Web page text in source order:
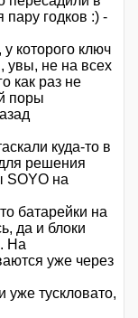
годков :) -
которого ключ
увы, не на всех
как раз не
поры
куда-то в
решения
SOYO на
батарейки на
да и блоки
На
уже через
уже тускловато,